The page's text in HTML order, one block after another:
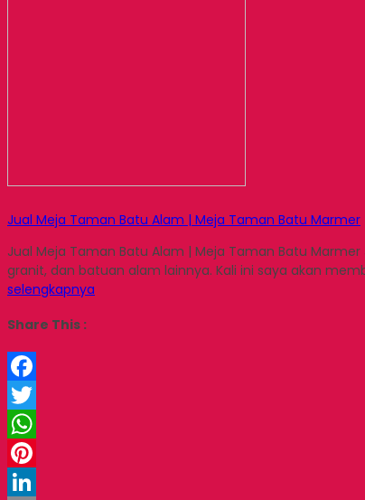
Jual Meja Taman Batu Alam | Meja Taman Batu Marmer
Jual Meja Taman Batu Alam | Meja Taman Batu
granit, dan batuan alam lainnya. Kali ini saya akan
selengkapnya
Share This :
Facebook
Twitter
WhatsApp
Pinterest